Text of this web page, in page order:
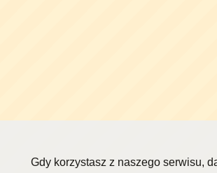
Gdy korzystasz z naszego serwisu,